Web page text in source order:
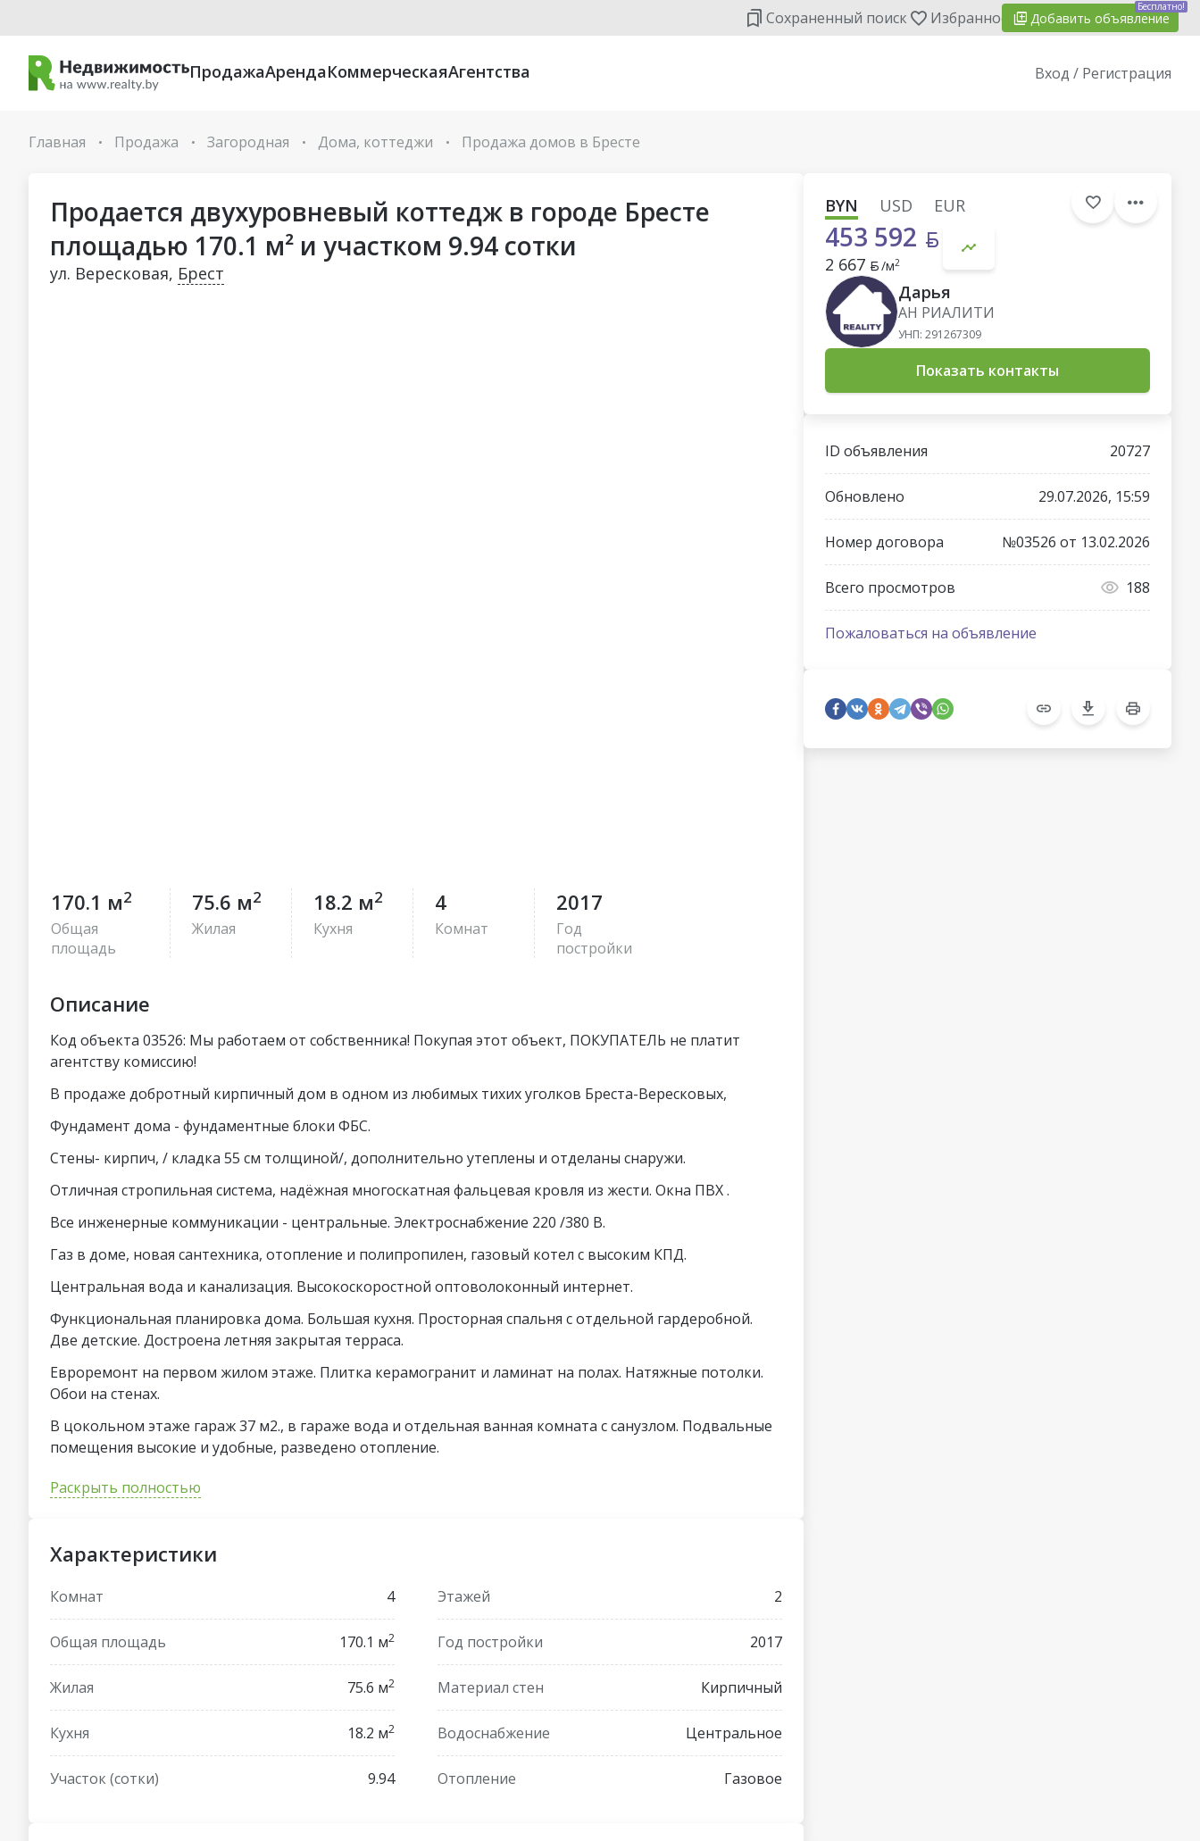
Сохраненный поиск Избранное Добавить объявление
Бесплатно!
ПродажаАрендаКоммерческаяАгентства Вход / Регистрация
Главная • Продажа • Загородная • Дома, коттеджи • Продажа домов в Бресте
Продается двухуровневый коттедж в городе Бресте
площадью 170.1 м² и участком 9.94 сотки
ул. Вересковая, Брест
170.1 м2
Общая
площадь
75.6 м2
Жилая
18.2 м2
Кухня
4
Комнат
2017
Год
постройки
Описание
Код объекта 03526: Мы работаем от собственника! Покупая этот объект, ПОКУПАТЕЛЬ не платит
агентству комиссию!
В продаже добротный кирпичный дом в одном из любимых тихих уголков Бреста-Вересковых,
Фундамент дома - фундаментные блоки ФБС.
Стены- кирпич, / кладка 55 см толщиной/, дополнительно утеплены и отделаны снаружи.
Отличная стропильная система, надёжная многоскатная фальцевая кровля из жести. Окна ПВХ .
Все инженерные коммуникации - центральные. Электроснабжение 220 /380 В.
Газ в доме, новая сантехника, отопление и полипропилен, газовый котел с высоким КПД.
Центральная вода и канализация. Высокоскоростной оптоволоконный интернет.
Функциональная планировка дома. Большая кухня. Просторная спальня с отдельной гардеробной.
Две детские. Достроена летняя закрытая терраса.
Евроремонт на первом жилом этаже. Плитка керамогранит и ламинат на полах. Натяжные потолки.
Обои на стенах.
В цокольном этаже гараж 37 м2., в гараже вода и отдельная ванная комната с санузлом. Подвальные
помещения высокие и удобные, разведено отопление.
Второй этаж дома- под отделку, с возможностью выполнить ее на свой вкус.
Большой участок на праве частной собственности. По периметру ограждение выполнено высоким
бетонным забором. Участок правильной формы, засеян газонной травой. Разбит молодой сад.
Район Плоска обеспечен хорошей транспортной развязкой. Остановка общественного транспорта в
50м от дома в двух направлениях.
Около полукилометра до ближайшего магазина. Недалеко мини- рынок и гипермаркеты и вся
Код объекта 03526, лот 03526.
Договор № 035/2 от 13.02.2026г.
Раскрыть полностью
Характеристики
Комнат 4
Общая площадь 170.1 м2
Жилая 75.6 м2
Кухня 18.2 м2
Участок (сотки) 9.94
Этажей 2
Год постройки 2017
Материал стен Кирпичный
Водоснабжение Центральное
Отопление Газовое
BYN USD EUR
453 592
2 667 /м2
Дарья
АН РИАЛИТИ
УНП: 291267309
Показать контакты
ID объявления 20727
Обновлено 29.07.2026, 15:59
Номер договора №03526 от 13.02.2026
Всего просмотров 188
Пожаловаться на объявление